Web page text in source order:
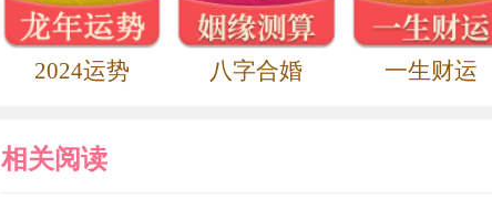
2024运势 八字合婚 一生财运
相关阅读